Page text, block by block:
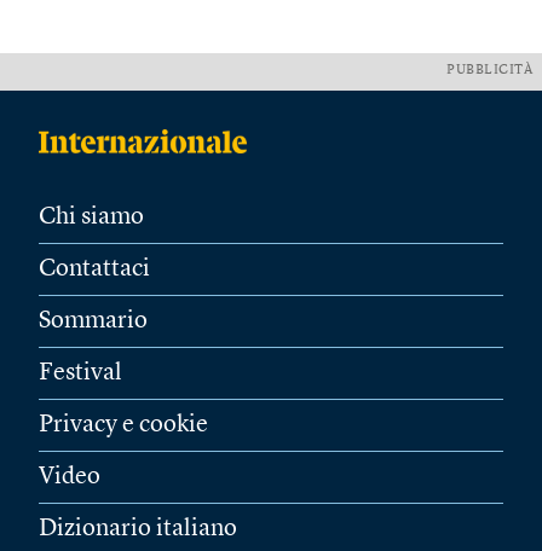
PUBBLICITÀ
Chi siamo
Contattaci
Sommario
Festival
Privacy e cookie
Video
Dizionario italiano